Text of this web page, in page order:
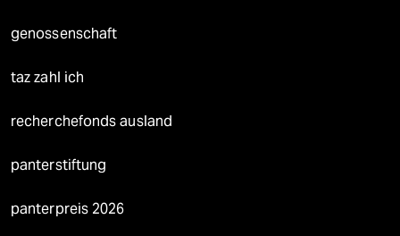
genossenschaft
taz zahl ich
recherchefonds ausland
panterstiftung
panterpreis 2026